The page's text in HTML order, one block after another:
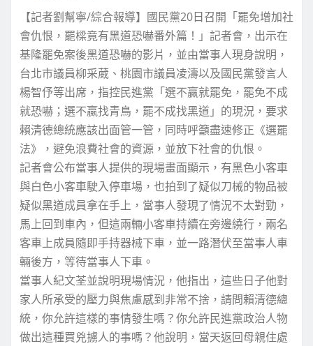
【記者劉幫寧/綜合報導】國民黨20日召開「罷免增加社
會仇恨，罷樑竟有黑道恐嚇番外篇！」記者會，出示在
基隆罷免案後黑道恐嚇的影片，並由當事人現身說明，
台北市議員柳采葳、桃園市議員凌濤以及國民黨發言人
楊智伃等出席，指控民進黨「選不贏就罷免，罷免不成
就恐嚇；選不贏找青鳥，罷不成找黑道」的現況，要求
賴清德總統應該出面管一管，同時呼籲盡速修正《選罷
法》，避免浪費社會的資源，並放下社會的仇恨。
記者會公布當事人提供的現場畫面顯示，有黑色小客車
與白色小客車駛入停車場，也拍到了疑似刀械的物品被
疑似黑道成員拿在手上，當事人發現了情況不太對勁，
馬上回到車內，但這兩輛小客車持續在旁邊繞行，兩名
客車上成員隨即手持器械下車，並一路潛伏至當事人車
輛後方，等待當事人下車。
當事人紀文荃並說明現場情況，他指出，這些日子他對
家人所承受的壓力與焦慮感到非常不捨，請問賴清德總
統，你允許這樣的事情發生嗎？你允許民進黨政治人物
做出這種買兇擄人的事嗎？他說明，當天返回母親住處